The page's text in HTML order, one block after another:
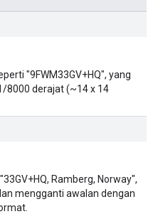
"9FWM33GV+HQ", yang
8000 derajat (~14 x 14
Ramberg, Norway",
mengganti awalan dengan